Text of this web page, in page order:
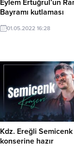
Eylem Ertuğrul’un
Bayramı kutlaması
01.05.2022 16:28
Kdz. Ereğli Semicenk
konserine hazır